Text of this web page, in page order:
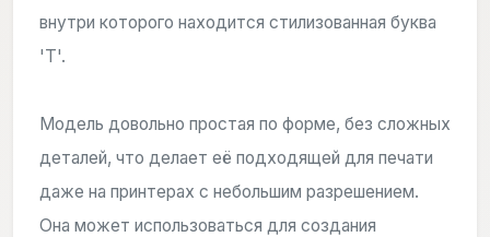
внутри которого находится стилизованная буква
'T'.
Модель довольно простая по форме, без сложных
деталей, что делает её подходящей для печати
даже на принтерах с небольшим разрешением.
Она может использоваться для создания